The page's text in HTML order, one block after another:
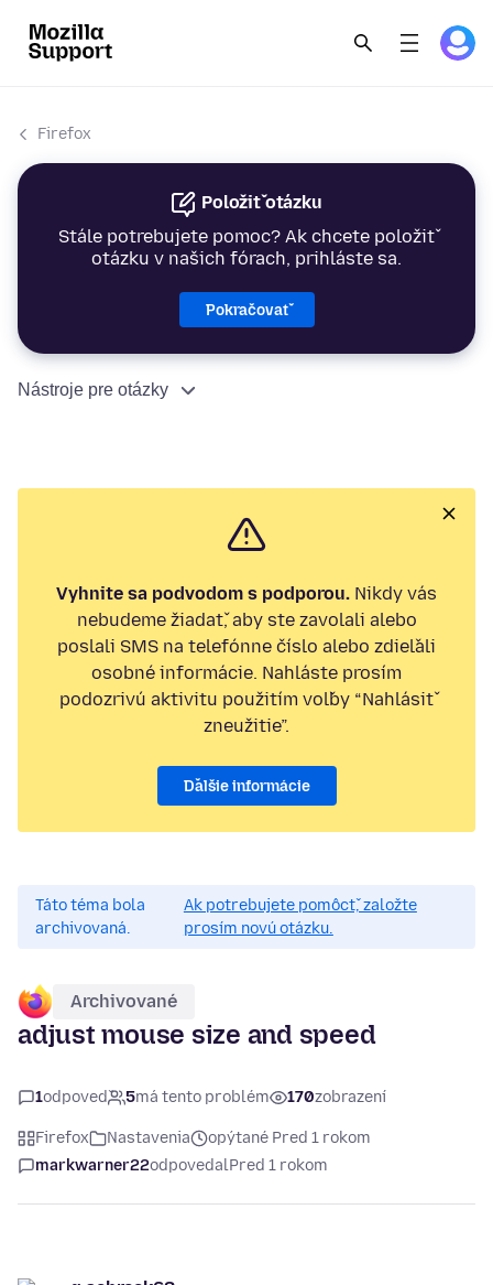
Firefox
Položiť otázku
Stále potrebujete pomoc? Ak chcete položiť
otázku v našich fórach, prihláste sa.
Pokračovať
Nástroje pre otázky
Vyhnite sa podvodom s podporou. Nikdy vás
nebudeme žiadať, aby ste zavolali alebo
poslali SMS na telefónne číslo alebo zdieľali
osobné informácie. Nahláste prosím
podozrivú aktivitu použitím voľby “Nahlásiť
zneužitie”.
Ďalšie informácie
Táto téma bola
archivovaná.
Ak potrebujete pomôcť, založte
prosím novú otázku.
Archivované
adjust mouse size and speed
1odpoveď 5má tento problém 170zobrazení
Firefox Nastavenia
opýtané Pred 1 rokom
markwarner22odpovedalPred 1 rokom